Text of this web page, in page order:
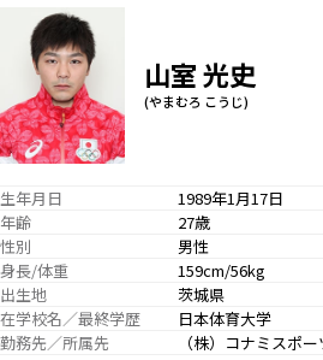
山室 光史
(やまむろ こうじ)
生年月日
1989年1月17日
年齢
27歳
性別
男性
身長/体重
159cm/56kg
出生地
茨城県
在学校名／最終学歴
日本体育大学
勤務先／所属先
（株）コナミスポ